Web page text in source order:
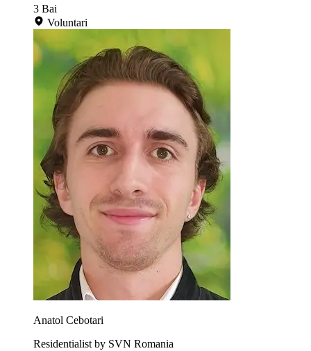
3 Bai
Voluntari
Anatol Cebotari
Residentialist by SVN Romania